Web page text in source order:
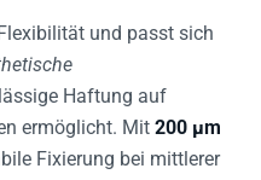
und passt sich
Haftung auf
ermöglicht. Mit 200 µm
Fixierung bei mittlerer